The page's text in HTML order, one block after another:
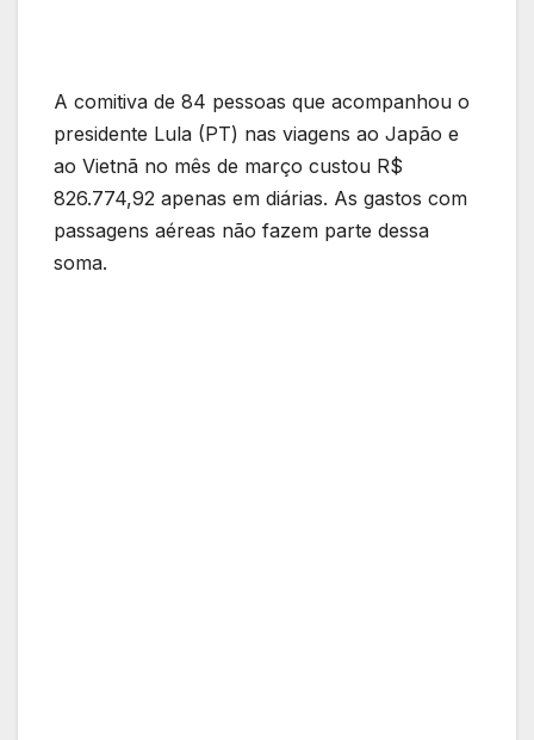
A comitiva de 84 pessoas que acompanhou o
presidente Lula (PT) nas viagens ao Japão e
ao Vietnã no mês de março custou R$
826.774,92 apenas em diárias. As gastos com
passagens aéreas não fazem parte dessa
soma.